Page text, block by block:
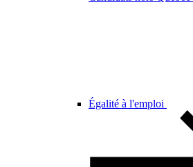
Égalité à l'emploi